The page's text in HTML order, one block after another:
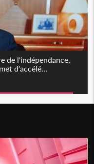
de l'indépendance,
d'accélé...